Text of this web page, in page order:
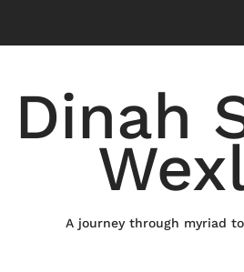
content
Dinah
A journey through myriad